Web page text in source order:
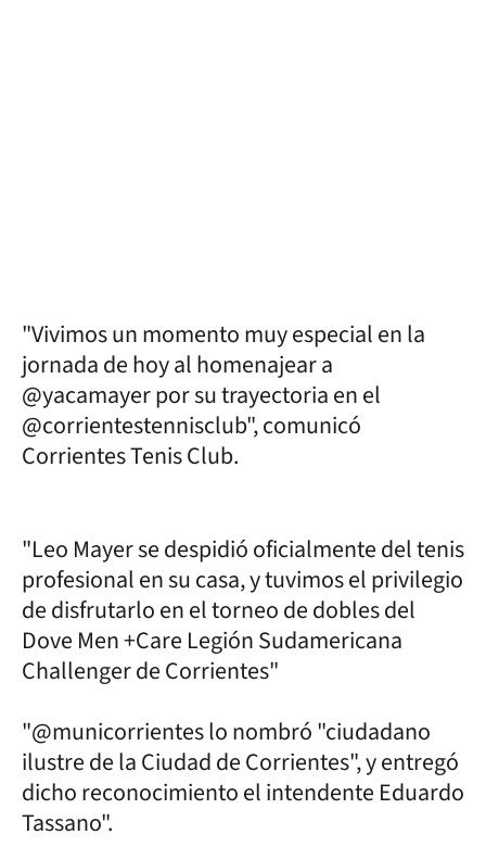
"Vivimos un momento muy especial en la
jornada de hoy al homenajear a
@yacamayer por su trayectoria en el
@corrientestennisclub", comunicó
Corrientes Tenis Club.
"Leo Mayer se despidió oficialmente del tenis
profesional en su casa, y tuvimos el privilegio
de disfrutarlo en el torneo de dobles del
Dove Men +Care Legión Sudamericana
Challenger de Corrientes"
"@municorrientes lo nombró "ciudadano
ilustre de la Ciudad de Corrientes", y entregó
dicho reconocimiento el intendente Eduardo
Tassano".